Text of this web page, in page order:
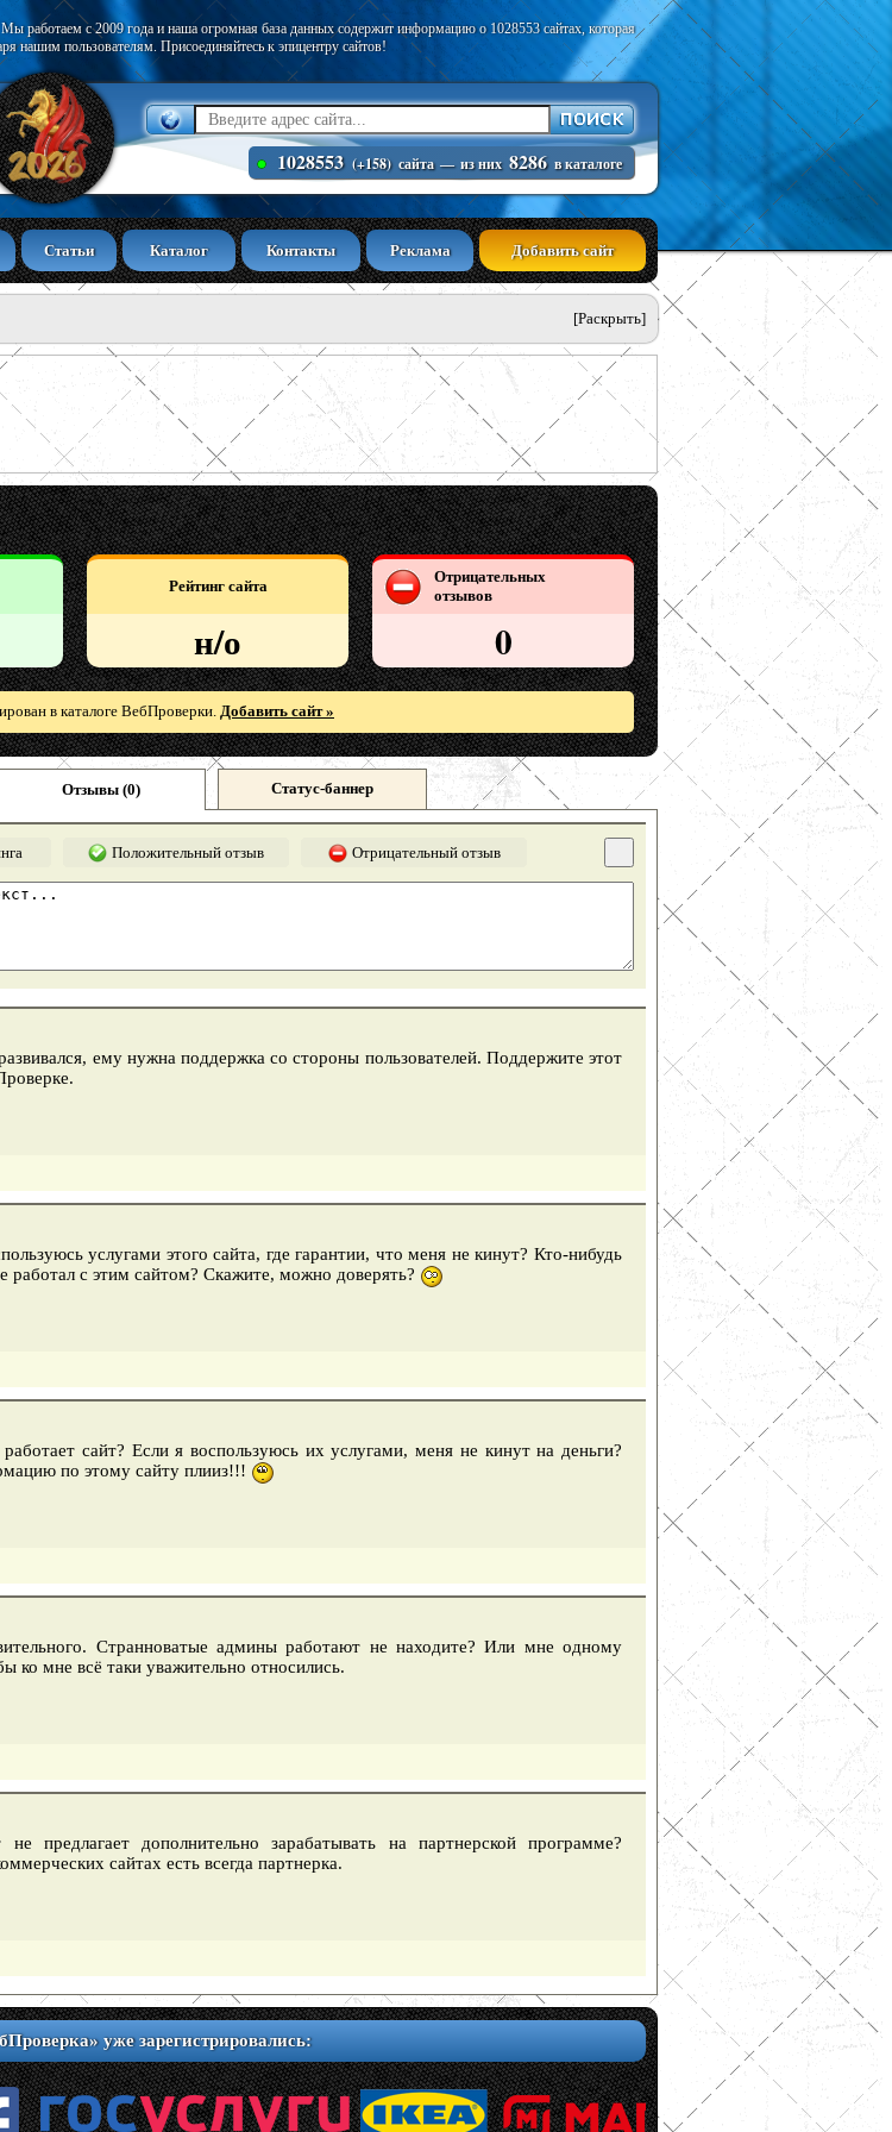
работаем с 2009 года и наша огромная база данных содержит информацию о 1028553 сайтах, которая
нашим пользователям. Присоединяйтесь к эпицентру сайтов!
1028553 (+158) сайта — из них 8286 в каталоге
Статьи Каталог Контакты Реклама Добавить сайт
[Раскрыть]
Рейтинг сайта
н/о
Отрицательных
отзывов
0
в каталоге ВебПроверки. Добавить сайт »
Отзывы (0) Статус-баннер
Положительный отзыв Отрицательный отзыв
ему нужна поддержка со стороны пользователей. Поддержите этот
услугами этого сайта, где гарантии, что меня не кинут? Кто-нибудь
работал с этим сайтом? Скажите, можно доверять?
сайт? Если я воспользуюсь их услугами, меня не кинут на деньги?
по этому сайту плииз!!!
Странноватые админы работают не находите? Или мне одному
ко мне всё таки уважительно относились.
предлагает дополнительно зарабатывать на партнерской программе?
сайтах есть всегда партнерка.
уже зарегистрировались: